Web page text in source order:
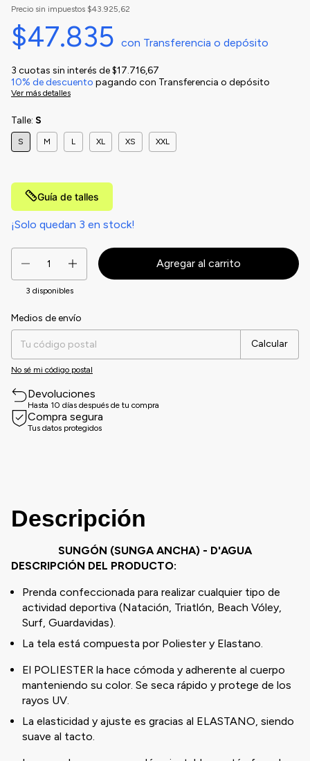
Precio sin impuestos $43.925,62
$47.835 con Transferencia o depósito
3 cuotas sin interés de$17.716,67
10% de descuento pagando con Transferencia o depósito
Ver más detalles
Talle: S
S M L XL XS XXL
Guía de talles
¡Solo quedan 3 en stock!
3 disponibles
Entregas para el CP:
Medios de envío
Calcular
No sé mi código postal
Devoluciones
Hasta 10 días después de tu compra
Compra segura
Tus datos protegidos
Descripción
SUNGÓN (SUNGA ANCHA) - D'AGUA
DESCRIPCIÓN DEL PRODUCTO:
Prenda confeccionada para realizar cualquier tipo de
actividad deportiva (Natación, Triatlón, Beach Vóley,
Surf, Guardavidas).
La tela está compuesta por Poliester y Elastano.
El POLIESTER la hace cómoda y adherente al cuerpo
manteniendo su color. Se seca rápido y protege de los
rayos UV.
La elasticidad y ajuste es gracias al ELASTANO, siendo
suave al tacto.